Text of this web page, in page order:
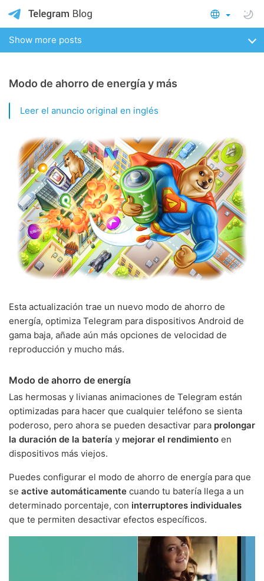
Show more posts
Modo de ahorro de energía y más
Leer el anuncio original en inglés
Esta actualización trae un nuevo modo de ahorro de
energía, optimiza Telegram para dispositivos Android de
gama baja, añade aún más opciones de velocidad de
reproducción y mucho más.
Modo de ahorro de energía
Las hermosas y livianas animaciones de Telegram están
optimizadas para hacer que cualquier teléfono se sienta
poderoso, pero ahora se pueden desactivar para prolongar
la duración de la batería y mejorar el rendimiento en
dispositivos más viejos.
Puedes configurar el modo de ahorro de energía para que
se active automáticamente cuando tu batería llega a un
determinado porcentaje, con interruptores individuales
que te permiten desactivar efectos específicos.